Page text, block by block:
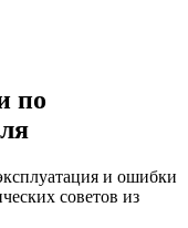
по
и ошибки
советов из